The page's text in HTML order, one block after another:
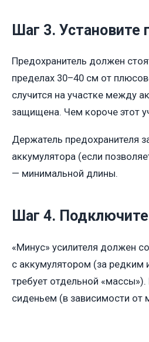
Шаг 3. Установите
Предохранитель должен
пределах 30–40 см от
случится на участке между
защищена. Чем короче этот
Держатель предохранителя
аккумулятора (если
— минимальной длины.
Шаг 4.
«Минус» усилителя должен
с аккумулятором (за
требует отдельной
сиденьем (в зависимости от